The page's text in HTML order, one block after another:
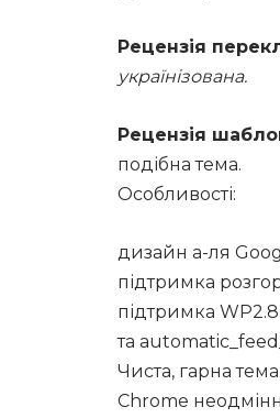
Рецензія
українізована.
Рецензія
подібна тема.
Особливості:
дизайн а-ля
підтримка
підтримка
та
Чиста, гарна
Chrome